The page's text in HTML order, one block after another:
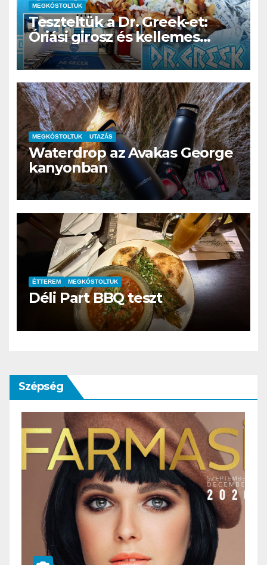
MEGKÓSTOLTUK
Teszteltük a Dr. Greek-et:
Óriási girosz és kellemes
kerthelyiség Csepel szívében
MEGKÓSTOLTUK UTAZÁS
Waterdrop az Avakas George
kanyonban
ÉTTEREM MEGKÓSTOLTUK
Déli Part BBQ teszt
Szépség